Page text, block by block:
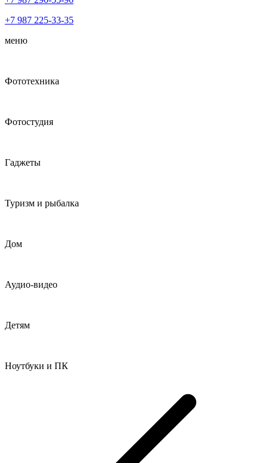
+7 987 225-33-35
меню
Фототехника
Фотостудия
Гаджеты
Туризм и рыбалка
Дом
Аудио-видео
Детям
Ноутбуки и ПК